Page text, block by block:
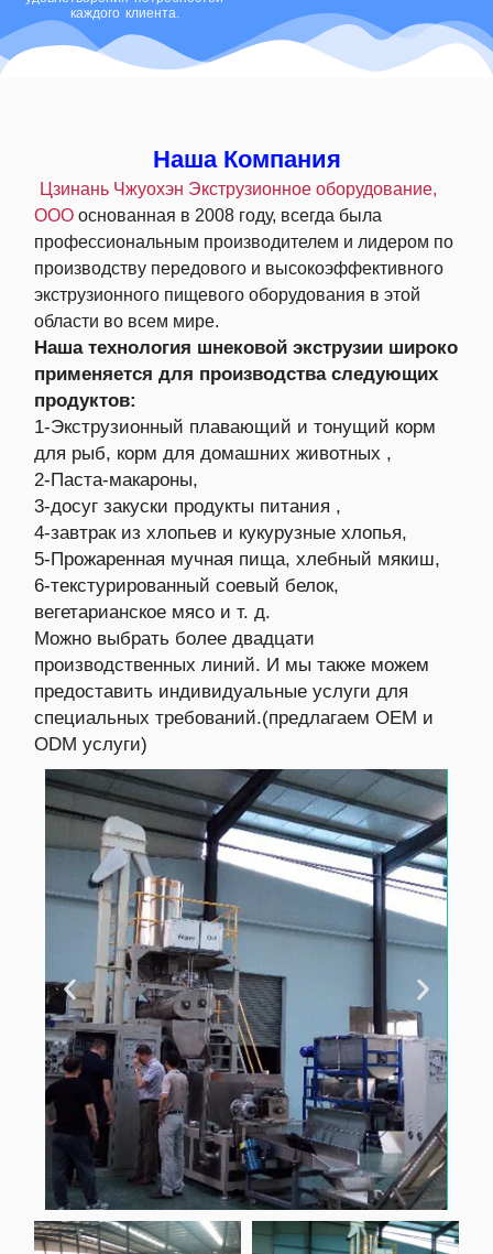
каждого клиента.
Наша Компания
Цзинань Чжуохэн Экструзионное оборудование,
ООО основанная в 2008 году, всегда была
профессиональным производителем и лидером по
производству передового и высокоэффективного
экструзионного пищевого оборудования в этой
области во всем мире.
Наша технология шнековой экструзии широко
применяется для производства следующих
продуктов:
1-Экструзионный плавающий и тонущий корм
для рыб, корм для домашних животных ,
2-Паста-макароны,
3-досуг закуски продукты питания ,
4-завтрак из хлопьев и кукурузные хлопья,
5-Прожаренная мучная пища, хлебный мякиш,
6-текстурированный соевый белок,
вегетарианское мясо и т. д.
Можно выбрать более двадцати
производственных линий. И мы также можем
предоставить индивидуальные услуги для
специальных требований.(предлагаем OEM и
ODM услуги)